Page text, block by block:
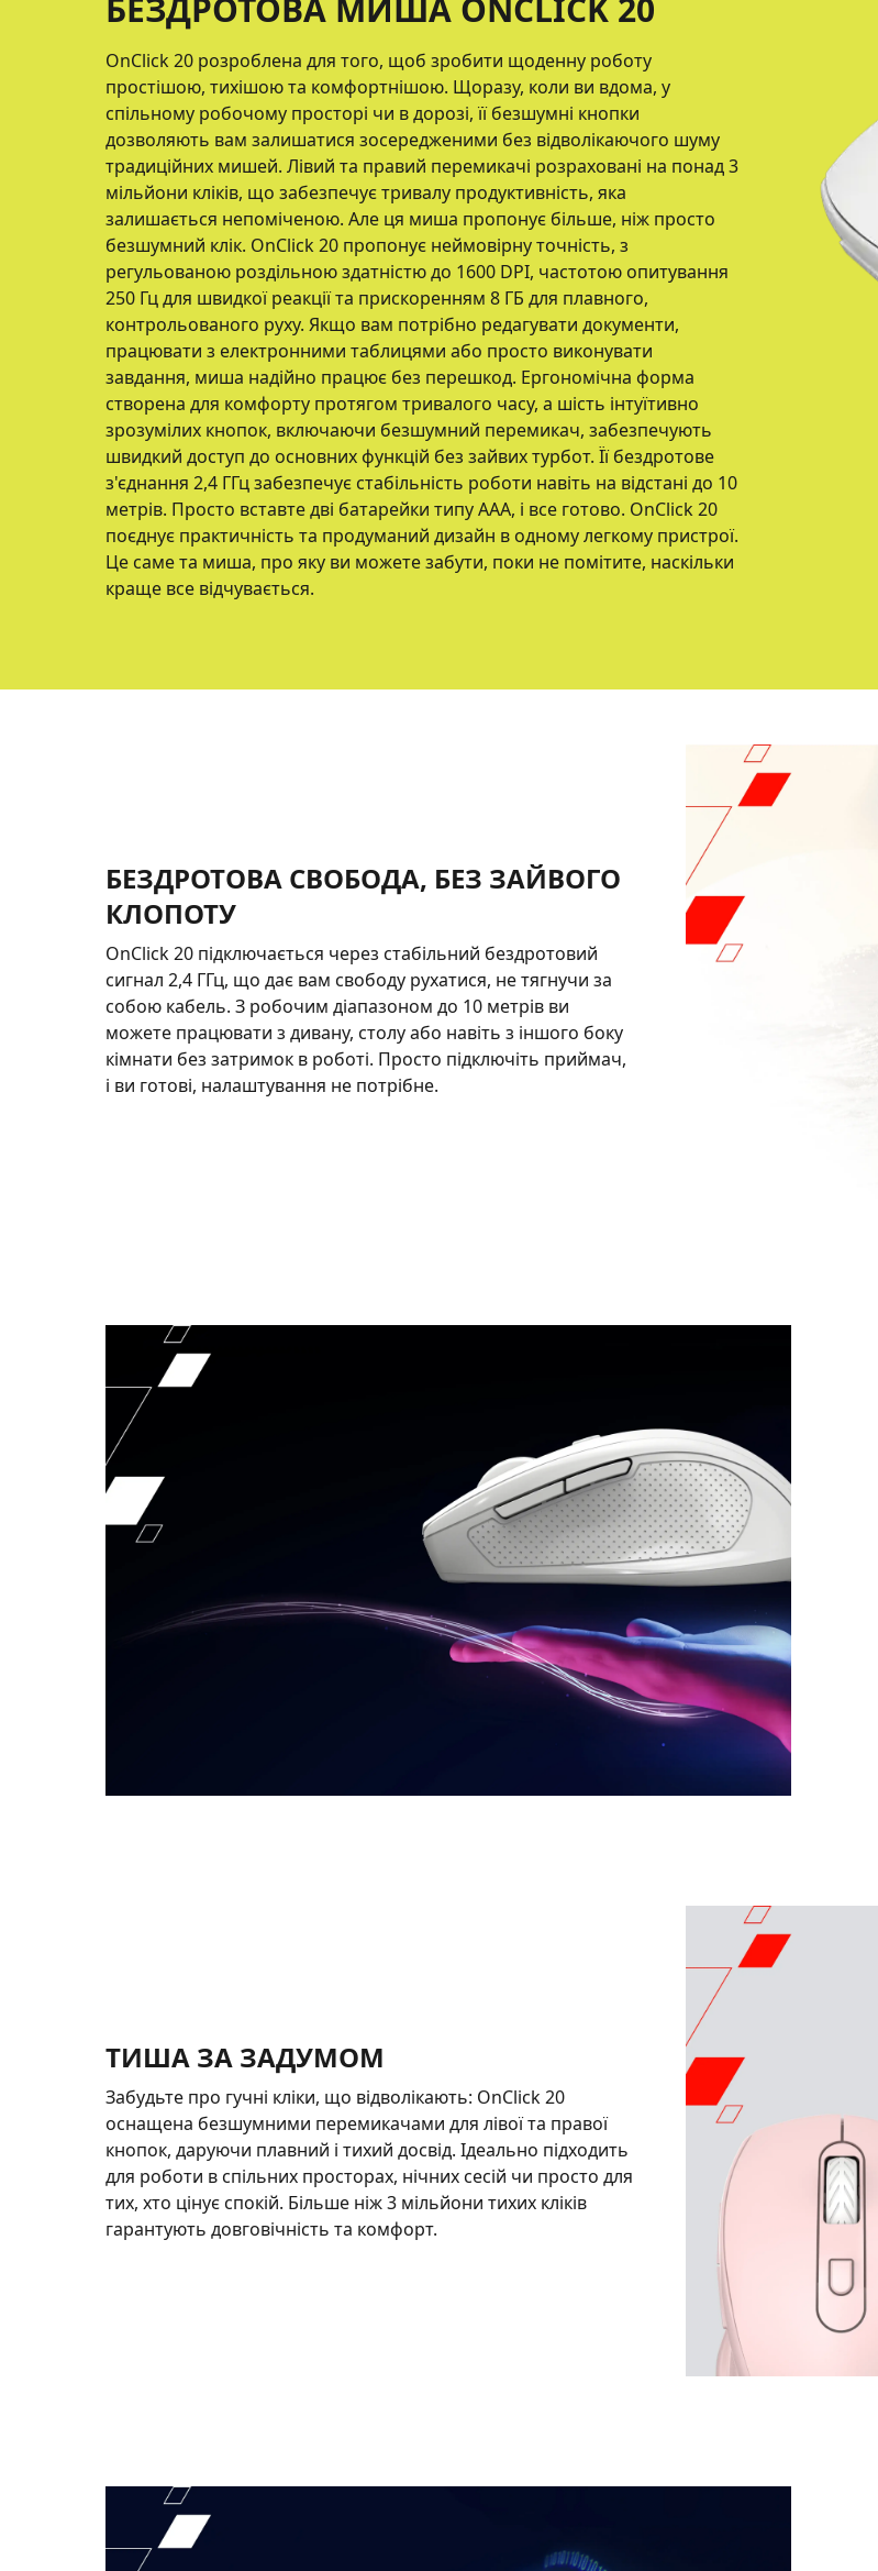
БЕЗДРОТОВА МИША ONCLICK 20
OnClick 20 розроблена для того, щоб зробити щоденну роботу
простішою, тихішою та комфортнішою. Щоразу, коли ви вдома, у
спільному робочому просторі чи в дорозі, її безшумні кнопки
дозволяють вам залишатися зосередженими без відволікаючого шуму
традиційних мишей. Лівий та правий перемикачі розраховані на понад 3
мільйони кліків, що забезпечує тривалу продуктивність, яка
залишається непоміченою. Але ця миша пропонує більше, ніж просто
безшумний клік. OnClick 20 пропонує неймовірну точність, з
регульованою роздільною здатністю до 1600 DPI, частотою опитування
250 Гц для швидкої реакції та прискоренням 8 ГБ для плавного,
контрольованого руху. Якщо вам потрібно редагувати документи,
працювати з електронними таблицями або просто виконувати
завдання, миша надійно працює без перешкод. Ергономічна форма
створена для комфорту протягом тривалого часу, а шість інтуїтивно
зрозумілих кнопок, включаючи безшумний перемикач, забезпечують
швидкий доступ до основних функцій без зайвих турбот. Її бездротове
з'єднання 2,4 ГГц забезпечує стабільність роботи навіть на відстані до 10
метрів. Просто вставте дві батарейки типу AAA, і все готово. OnClick 20
поєднує практичність та продуманий дизайн в одному легкому пристрої.
Це саме та миша, про яку ви можете забути, поки не помітите, наскільки
краще все відчувається.
БЕЗДРОТОВА СВОБОДА, БЕЗ ЗАЙВОГО
КЛОПОТУ
OnClick 20 підключається через стабільний бездротовий
сигнал 2,4 ГГц, що дає вам свободу рухатися, не тягнучи за
собою кабель. З робочим діапазоном до 10 метрів ви
можете працювати з дивану, столу або навіть з іншого боку
кімнати без затримок в роботі. Просто підключіть приймач,
і ви готові, налаштування не потрібне.
ТИША ЗА ЗАДУМОМ
Забудьте про гучні кліки, що відволікають: OnClick 20
оснащена безшумними перемикачами для лівої та правої
кнопок, даруючи плавний і тихий досвід. Ідеально підходить
для роботи в спільних просторах, нічних сесій чи просто для
тих, хто цінує спокій. Більше ніж 3 мільйони тихих кліків
гарантують довговічність та комфорт.